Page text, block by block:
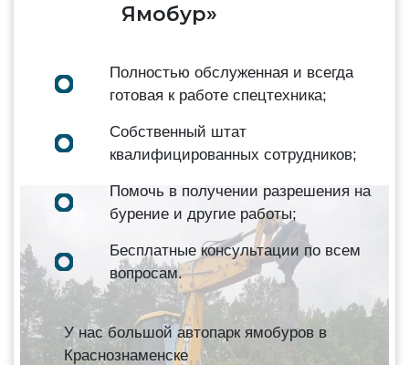
Ямобур»
Полностью обслуженная и всегда
готовая к работе спецтехника;
Собственный штат
квалифицированных сотрудников;
Помочь в получении разрешения на
бурение и другие работы;
Бесплатные консультации по всем
вопросам.
У нас большой автопарк ямобуров в
Краснознаменске